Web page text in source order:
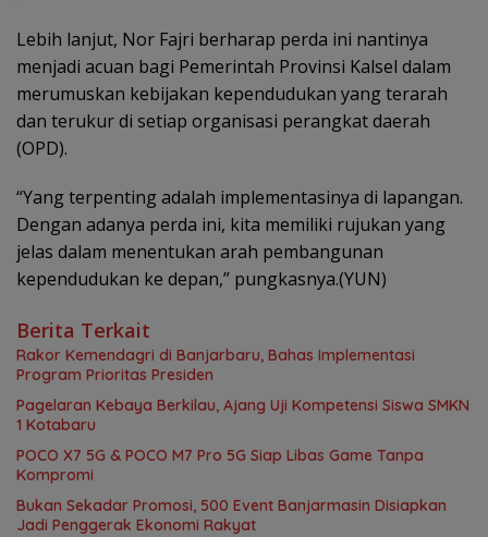
Lebih lanjut, Nor Fajri berharap perda ini nantinya
menjadi acuan bagi Pemerintah Provinsi Kalsel dalam
merumuskan kebijakan kependudukan yang terarah
dan terukur di setiap organisasi perangkat daerah
(OPD).
“Yang terpenting adalah implementasinya di lapangan.
Dengan adanya perda ini, kita memiliki rujukan yang
jelas dalam menentukan arah pembangunan
kependudukan ke depan,” pungkasnya.(YUN)
Berita Terkait
Rakor Kemendagri di Banjarbaru, Bahas Implementasi
Program Prioritas Presiden
Pagelaran Kebaya Berkilau, Ajang Uji Kompetensi Siswa SMKN
1 Kotabaru
POCO X7 5G & POCO M7 Pro 5G Siap Libas Game Tanpa
Kompromi
Bukan Sekadar Promosi, 500 Event Banjarmasin Disiapkan
Jadi Penggerak Ekonomi Rakyat